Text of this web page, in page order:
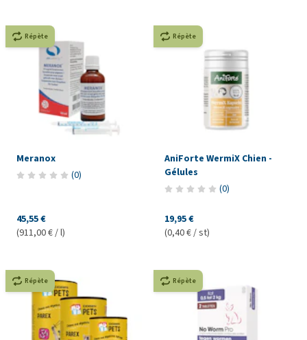
Répète
Meranox
(0)
45,55 €
(911,00 € / l)
Répète
AniForte WermiX Chien -
Gélules
(0)
19,95 €
(0,40 € / st)
Répète Répète